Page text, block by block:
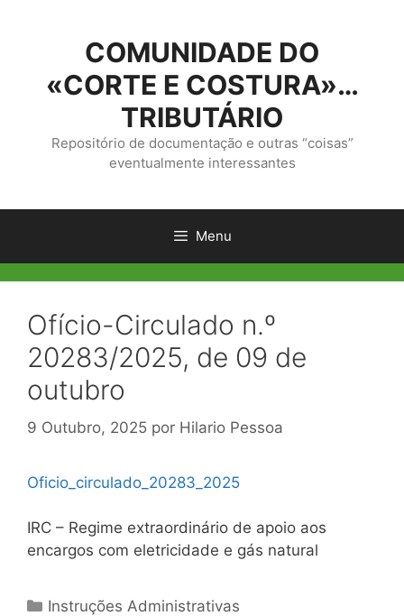
conteúdo
COMUNIDADE DO
«CORTE E COSTURA»…
TRIBUTÁRIO
Repositório de documentação e outras “coisas”
eventualmente interessantes
Menu
Ofício-Circulado n.º
20283/2025, de 09 de
outubro
9 Outubro, 2025 por Hilario Pessoa
Oficio_circulado_20283_2025
IRC – Regime extraordinário de apoio aos
encargos com eletricidade e gás natural
Categorias
Instruções Administrativas